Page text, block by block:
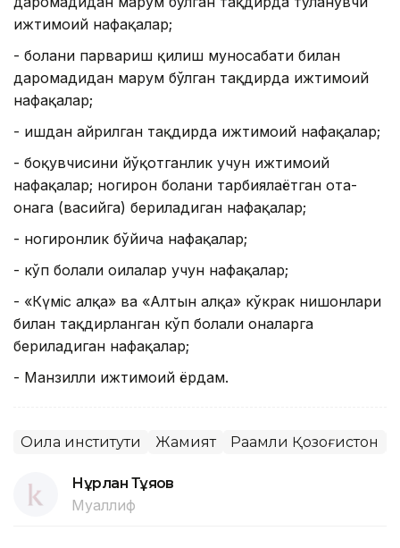
ижтимоий нафақалар;
- болани парвариш қилиш муносабати билан
даромадидан маҳрум бўлган тақдирда ижтимоий
нафақалар;
- ишдан айрилган тақдирда ижтимоий нафақалар;
- боқувчисини йўқотганлик учун ижтимоий
нафақалар; ногирон болани тарбиялаётган ота-
онага (васийга) бериладиган нафақалар;
- ногиронлик бўйича нафақалар;
- кўп болали оилалар учун нафақалар;
- «Күміс алқа» ва «Алтын алқа» кўкрак нишонлари
билан тақдирланган кўп болали оналарга
бериладиган нафақалар;
- Манзилли ижтимоий ёрдам.
Оила институти Жамият Рақамли Қозоғистон
Нұрлан Тұяқов
Муаллиф